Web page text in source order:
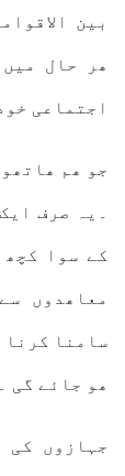
بین
ھر حال
اجتماعی
جو ھم
۔یہ صرف
کے سوا
معاھدوں
سامنا کرنا
ھو جائے گی ۔
جہازوں کی